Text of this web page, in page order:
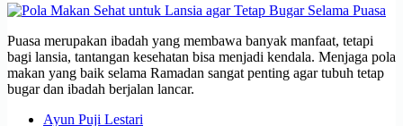
Puasa merupakan ibadah yang membawa banyak manfaat, tetapi
bagi lansia, tantangan kesehatan bisa menjadi kendala. Menjaga pola
makan yang baik selama Ramadan sangat penting agar tubuh tetap
bugar dan ibadah berjalan lancar.
Ayun Puji Lestari